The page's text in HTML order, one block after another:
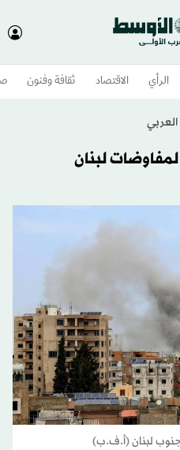
الرأي الاقتصاد ثقافة وفنون
لبنان
لبنان (أ.ف.ب)